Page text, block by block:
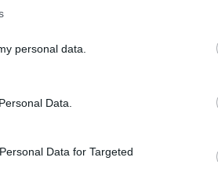
personal data.
Data.
Data for Targeted
για φυλακή στο
μου και είδα βασανισμό
η Αλεξάνδρα Νίκα - Ο
φορά πατέρας